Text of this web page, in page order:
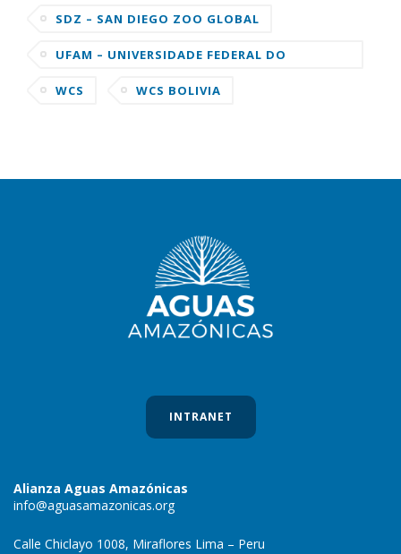
SDZ – SAN DIEGO ZOO GLOBAL
UFAM – UNIVERSIDADE FEDERAL DO
WCS
WCS BOLIVIA
INTRANET
Alianza Aguas Amazónicas
info@aguasamazonicas.org
Calle Chiclayo 1008, Miraflores Lima – Peru